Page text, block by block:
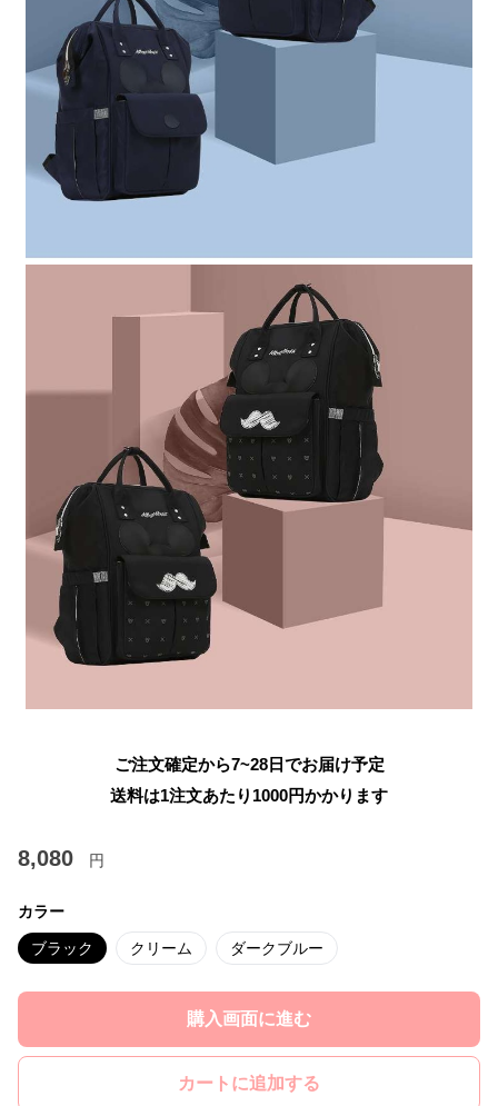
ご注文確定から7~28日でお届け予定
送料は1注文あたり 1000円かかります
8,080 円
カラー
ブラック クリーム ダークブルー
購入画面に進む
カートに追加する